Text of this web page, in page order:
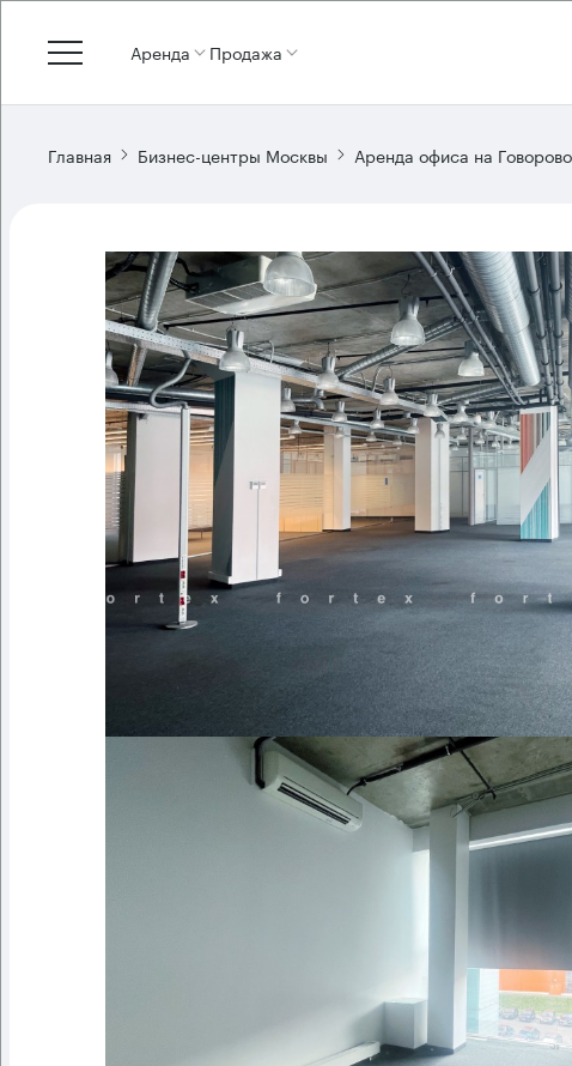
Аренда Продажа
Главная Бизнес-центры Москвы Аренда офиса на Говорово